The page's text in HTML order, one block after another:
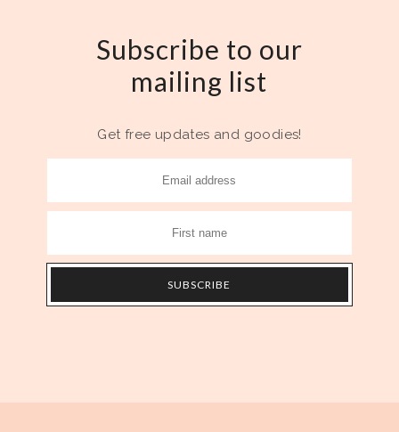
Subscribe to our
mailing list
Get free updates and goodies!